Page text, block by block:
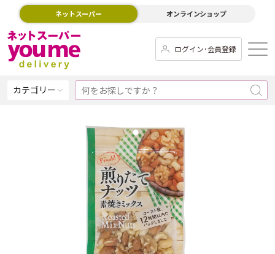
ネットスーパー オンラインショップ
ログイン･会員登録
カテゴリー